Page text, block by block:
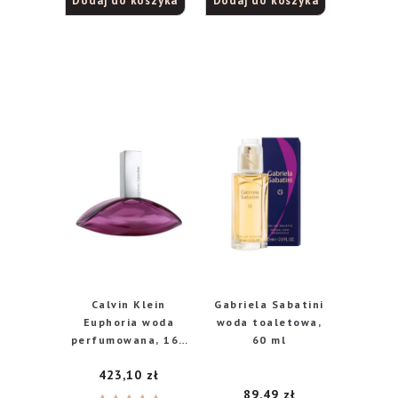
Calvin Klein
Euphoria woda
perfumowana, 160
423,10 zł
Gabriela Sabatini
woda toaletowa,
60 ml
89,49 zł